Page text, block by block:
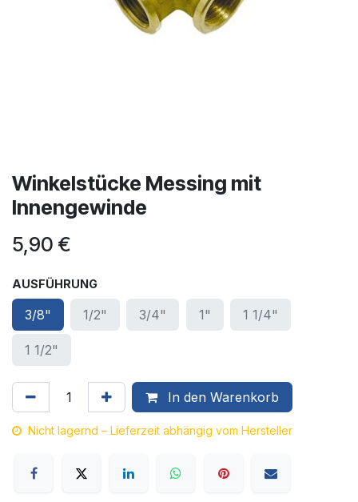
Winkelstücke Messing mit
Innengewinde
5,90 €
AUSFÜHRUNG
3/8" 1/2" 3/4" 1" 1 1/4"
1 1/2"
In den Warenkorb
Nicht lagernd – Lieferzeit abhängig vom Hersteller